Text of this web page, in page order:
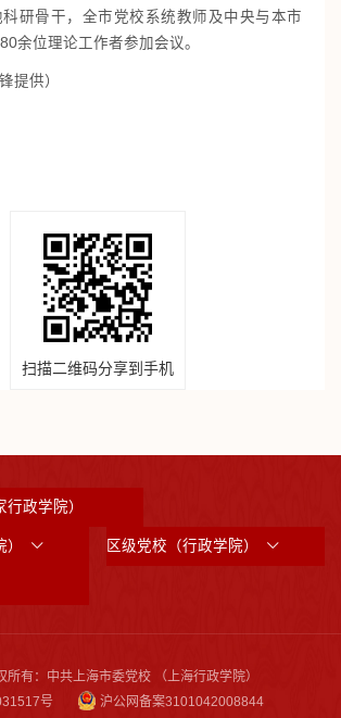
研骨干，全市党校系统教师及中央与本市
余位理论工作者参加会议。
提供）
扫描二维码分享到手机
政学院）
区级党校（行政学院）
有：中共上海市委党校 （上海行政学院）
号
沪公网备案3101042008844